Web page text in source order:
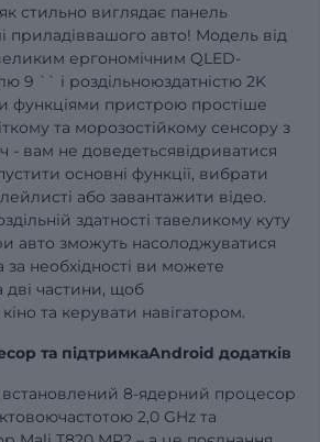
стильно виглядає панель
приладіввашого авто! Модель від
ергономічним QLED-
9 `` і роздільноюздатністю 2K
функціями пристрою простіше
та морозостійкому сенсору з
- вам не доведетьсявідриватися
основні функції, вибрати
або завантажити відео.
здатності тавеликому куту
авто зможуть насолоджуватися
за необхідності ви можете
дві частини, щоб
та керувати навігатором.
та підтримкаAndroid додатків
встановлений 8-ядерний процесор
2,0 GHz та